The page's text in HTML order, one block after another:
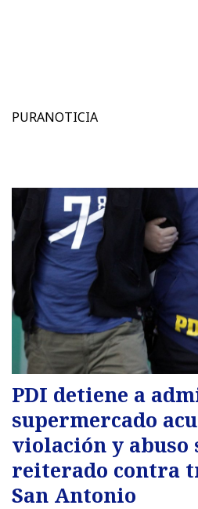
PURANOTICIA
PDI detiene a
supermercado
violación y abuso
reiterado contra
San Antonio